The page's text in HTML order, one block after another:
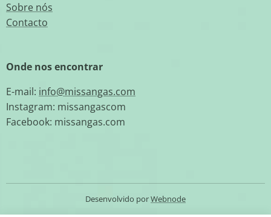
Sobre nós
Contacto
Onde nos encontrar
E-mail: info@missangas.com
Instagram: missangascom
Facebook: missangas.com
Desenvolvido porWebnode